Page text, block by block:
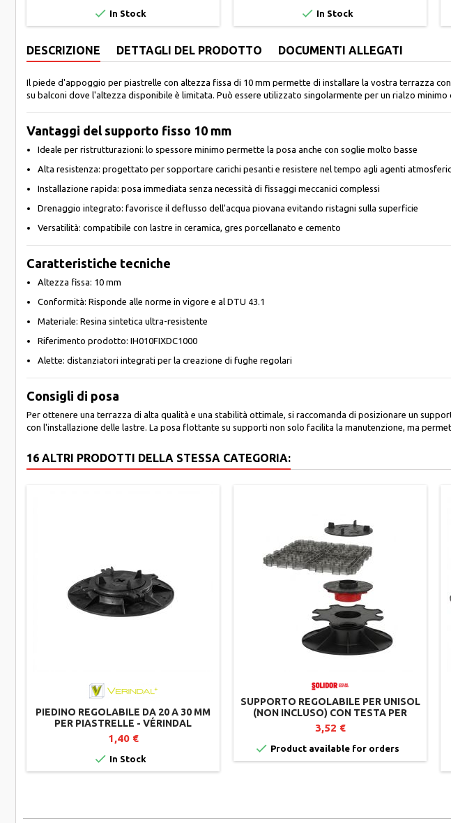
 In Stock  In Stock
DESCRIZIONE DETTAGLI DEL PRODOTTO DOCUMENTI ALLEGATI
Il piede d'appoggio per piastrelle con altezza fissa di 10 mm permette di installare la vostra terrazza
su balconi dove l'altezza disponibile è limitata. Può essere utilizzato singolarmente per un rialzo
Vantaggi del supporto fisso 10 mm
Ideale per ristrutturazioni: lo spessore minimo permette la posa anche con soglie molto basse
Alta resistenza: progettato per sopportare carichi pesanti e resistere nel tempo agli agenti
Installazione rapida: posa immediata senza necessità di fissaggi meccanici complessi
Drenaggio integrato: favorisce il deflusso dell'acqua piovana evitando ristagni sulla superficie
Versatilità: compatibile con lastre in ceramica, gres porcellanato e cemento
Caratteristiche tecniche
Altezza fissa: 10 mm
Conformità: Risponde alle norme in vigore e al DTU 43.1
Materiale: Resina sintetica ultra-resistente
Riferimento prodotto: IH010FIXDC1000
Alette: distanziatori integrati per la creazione di fughe regolari
Consigli di posa
Per ottenere una terrazza di alta qualità e una stabilità ottimale, si raccomanda di posizionare un
con l'installazione delle lastre. La posa flottante su supporti non solo facilita la manutenzione, ma
16 ALTRI PRODOTTI DELLA STESSA CATEGORIA:
PIEDINO REGOLABILE DA 20 A 30 MM
PER PIASTRELLE - VÉRINDAL
1,40 €
 In Stock
SUPPORTO REGOLABILE PER UNISOL
(NON INCLUSO) CON TESTA PER
PAVIMENTAZIONE – SOLIDOR
3,52 €
 Product available for orders